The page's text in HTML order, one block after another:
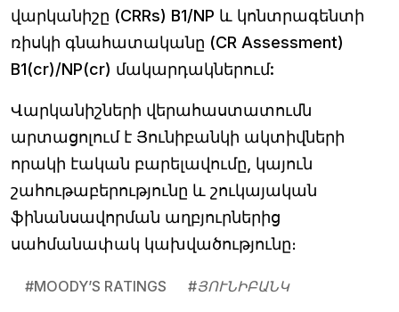
վարկանիշը (CRRs) B1/NP և կոնտրագենտի
ռիսկի գնահատականը (CR Assessment)
B1(cr)/NP(cr) մակարդակներում:
Վարկանիշների վերահաստատումն
արտացոլում է Յունիբանկի ակտիվների
որակի էական բարելավումը, կայուն
շահութաբերությունը և շուկայական
ֆինանսավորման աղբյուրներից
սահմանափակ կախվածությունը։
#MOODY’S RATINGS #ՅՈՒՆԻԲԱՆԿ